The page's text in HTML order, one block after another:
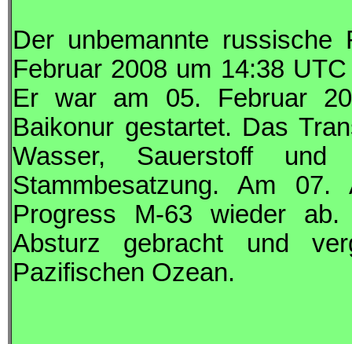
Der unbemannte russische
Februar 2008 um 14:38 UTC
Er war am 05. Februar
Baikonur gestartet. Das
Wasser, Sauerstoff und
Stammbesatzung. Am
Progress M-63 wieder ab.
Absturz gebracht und
Pazifischen Ozean.